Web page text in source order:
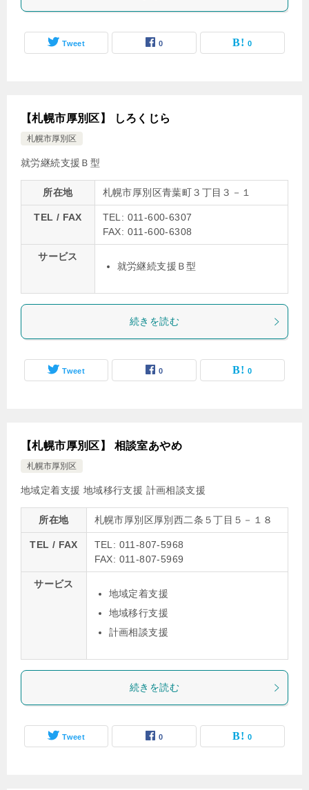
Tweet 0 0
【札幌市厚別区】 しろくじら
札幌市厚別区
就労継続支援Ｂ型
所在地 札幌市厚別区青葉町３丁目３－１
TEL / FAX
TEL: 011-600-6307
FAX: 011-600-6308
サービス
就労継続支援Ｂ型
続きを読む
Tweet 0 0
【札幌市厚別区】 相談室あやめ
札幌市厚別区
地域定着支援 地域移行支援 計画相談支援
所在地 札幌市厚別区厚別西二条５丁目５－１８
TEL / FAX
TEL: 011-807-5968
FAX: 011-807-5969
サービス
地域定着支援
地域移行支援
計画相談支援
続きを読む
Tweet 0 0